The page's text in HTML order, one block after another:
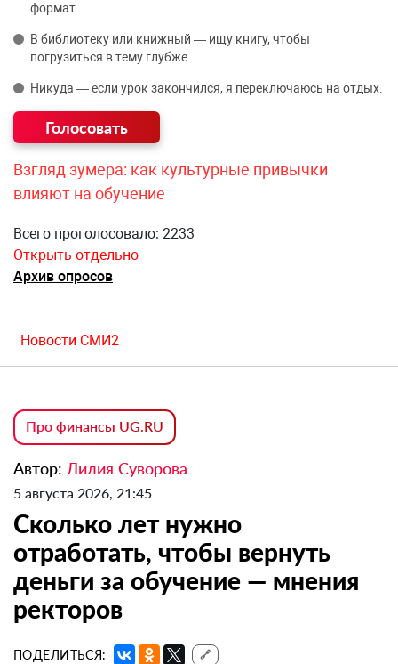
формат.
В библиотеку или книжный — ищу книгу, чтобы
погрузиться в тему глубже.
Никуда — если урок закончился, я переключаюсь на отдых.
Взгляд зумера: как культурные привычки
влияют на обучение
Всего проголосовало: 2233
Открыть отдельно
Архив опросов
Новости СМИ2
Про финансы UG.RU
Автор: Лилия Суворова
5 августа 2026, 21:45
Сколько лет нужно
отработать, чтобы вернуть
деньги за обучение — мнения
ректоров
ПОДЕЛИТЬСЯ: 🔗